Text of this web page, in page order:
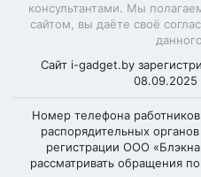
консультантами. Мы
сайтом, вы даёте своё
Сайт i-gadget.by
08.09.2025
Номер телефона
распорядительных
регистрации ООО
рассматривать обращения